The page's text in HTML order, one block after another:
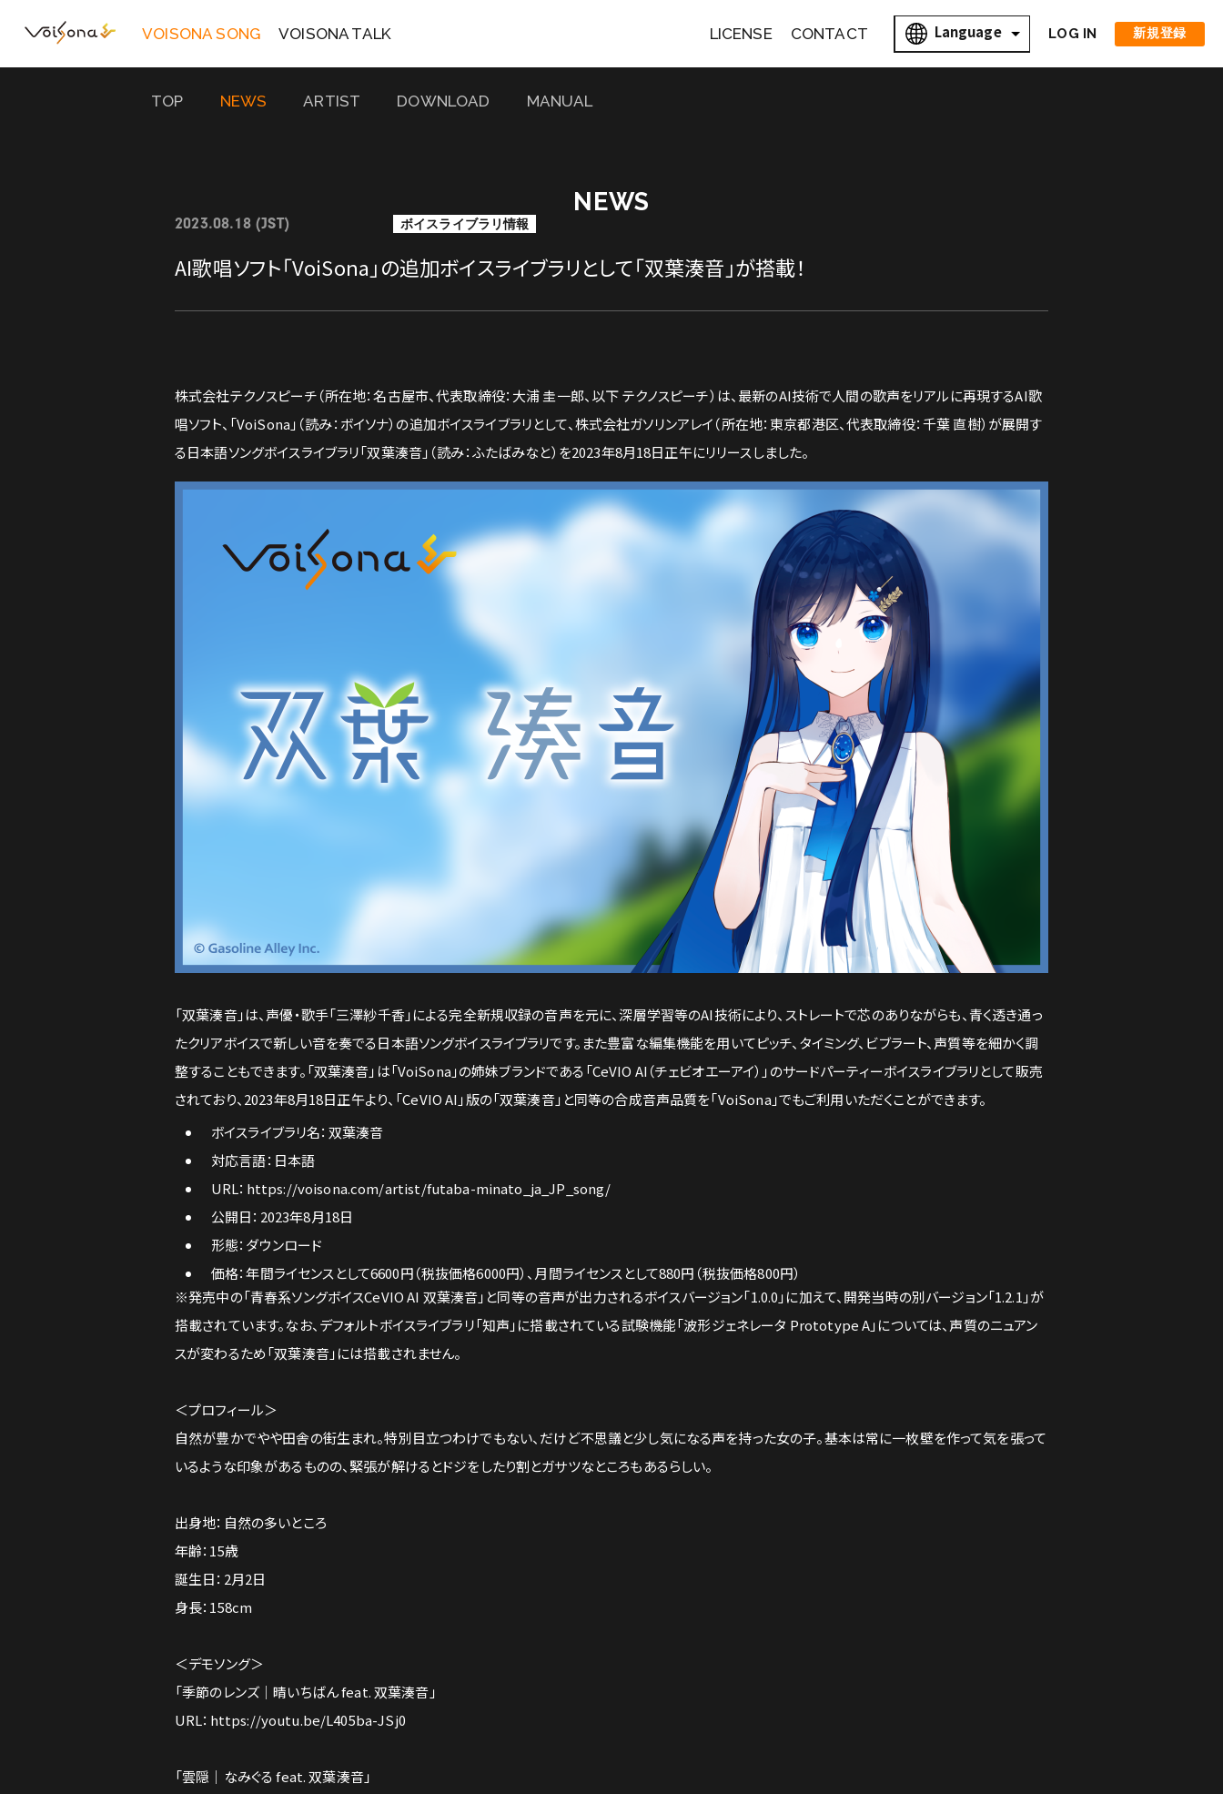
VOISONA SONG VOISONA TALK LICENSE CONTACT Language LOG IN 新規登録
TOP NEWS ARTIST DOWNLOAD MANUAL
NEWS
2023.08.18 (JST) ボイスライブラリ情報
AI歌唱ソフト「VoiSona」の追加ボイスライブラリとして「双葉湊音」が搭載！
株式会社テクノスピーチ（所在地：名古屋市、代表取締役：大浦 圭一郎、以下 テクノスピーチ）は、最新のAI技術で人間の歌声をリアルに再現するAI歌
唱ソフト、「VoiSona」（読み：ボイソナ）の追加ボイスライブラリとして、株式会社ガソリンアレイ（所在地：東京都港区、代表取締役：千葉 直樹）が展開す
る日本語ソングボイスライブラリ「双葉湊音」（読み：ふたばみなと）を2023年8月18日正午にリリースしました。
「双葉湊音」は、声優・歌手「三澤紗千香」による完全新規収録の音声を元に、深層学習等のAI技術により、ストレートで芯のありながらも、青く透き通っ
たクリアボイスで新しい音を奏でる日本語ソングボイスライブラリです。また豊富な編集機能を用いてピッチ、タイミング、ビブラート、声質等を細かく調
整することもできます。「双葉湊音」は「VoiSona」の姉妹ブランドである「CeVIO AI（チェビオエーアイ）」のサードパーティーボイスライブラリとして販売
されており、2023年8月18日正午より、「CeVIO AI」版の「双葉湊音」と同等の合成音声品質を「VoiSona」でもご利用いただくことができます。
ボイスライブラリ名：双葉湊音
対応言語：日本語
URL： https://voisona.com/artist/futaba-minato_ja_JP_song/
公開日：2023年8月18日
形態：ダウンロード
価格：年間ライセンスとして6600円（税抜価格6000円）、月間ライセンスとして880円（税抜価格800円）
※発売中の「青春系ソングボイスCeVIO AI 双葉湊音」と同等の音声が出力されるボイスバージョン「1.0.0」に加えて、開発当時の別バージョン「1.2.1」が
搭載されています。なお、デフォルトボイスライブラリ「知声」に搭載されている試験機能「波形ジェネレータ Prototype A」については、声質のニュアン
スが変わるため「双葉湊音」には搭載されません。
＜プロフィール＞
自然が豊かでやや田舎の街生まれ。特別目立つわけでもない、だけど不思議と少し気になる声を持った女の子。基本は常に一枚壁を作って気を張って
いるような印象があるものの、緊張が解けるとドジをしたり割とガサツなところもあるらしい。
出身地：自然の多いところ
年齢：15歳
誕生日：2月2日
身長：158cm
＜デモソング＞
「季節のレンズ｜晴いちばん feat. 双葉湊音」
URL： https://youtu.be/L405ba-JSj0
「雲隠｜なみぐる feat. 双葉湊音」